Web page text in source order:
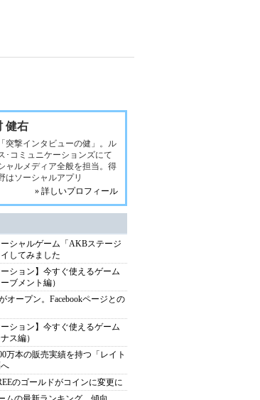
健右
突撃インタビューの健」。ル
･コミュニケーションズにて
ャルメディア全般を担当。得
はソーシャルアプリ
» 詳しいプロフィール
シャルゲーム「AKBステージ
してみました
ーション】今すぐ使えるゲーム
ブメント編）
オープン。Facebookページとの
ーション】今すぐ使えるゲーム
ス編）
万本の販売実績を持つ「レイト
のゴールドがコインに変更に